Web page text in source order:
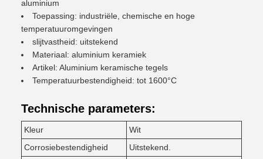
aluminium
Toepassing: industriële, chemische en hoge
temperatuuromgevingen
slijtvastheid: uitstekend
Materiaal: aluminium keramiek
Artikel: Aluminium keramische tegels
Temperatuurbestendigheid: tot 1600°C
Technische parameters:
Kleur
Wit
Corrosiebestendigheid
Uitstekend.